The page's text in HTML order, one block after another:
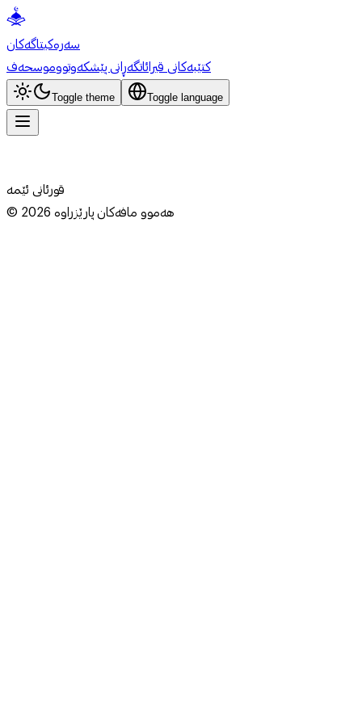
سەرەکیتاگەکان
کتێبەکانی قیرائاتگەڕانی پێشکەوتووموسحەف
Toggle theme Toggle language
قورئانی ئێمە
© 2026هەموو مافەکان پارێزراوە